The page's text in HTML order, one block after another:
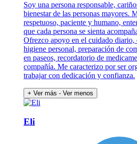
Soy una persona responsable,
bienestar de las personas mayores.
respetuoso, paciente y humano,
que cada persona se sienta
Ofrezco apoyo en el cuidado diario,
higiene personal, preparación de
en paseos, recordatorio de
compañía. Me caracterizo por ser
trabajar con dedicación y confianza.
+ Ver más - Ver menos
Eli